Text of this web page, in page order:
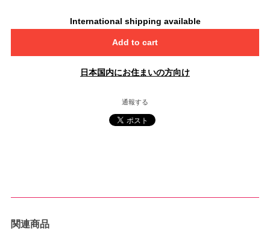
International shipping available
Add to cart
日本国内にお住まいの方向け
通報する
関連商品